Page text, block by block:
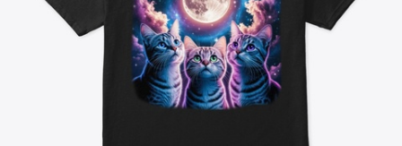
Venda em todo lugar
Venda qualquer coisa